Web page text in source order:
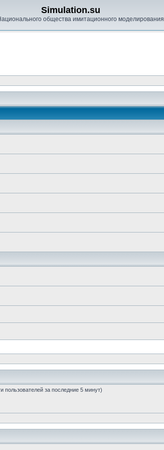
Simulation.su
общества имитационного моделирования
пользователей за последние 5 минут)